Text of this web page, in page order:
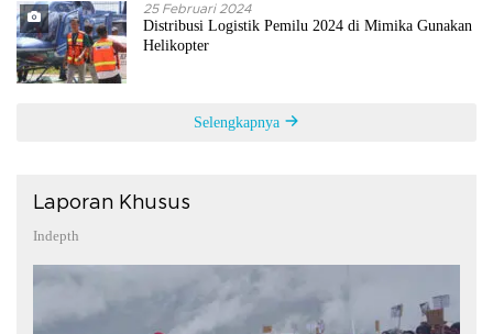
25 Februari 2024
Distribusi Logistik Pemilu 2024 di Mimika Gunakan
Helikopter
Selengkapnya
Laporan Khusus
Indepth